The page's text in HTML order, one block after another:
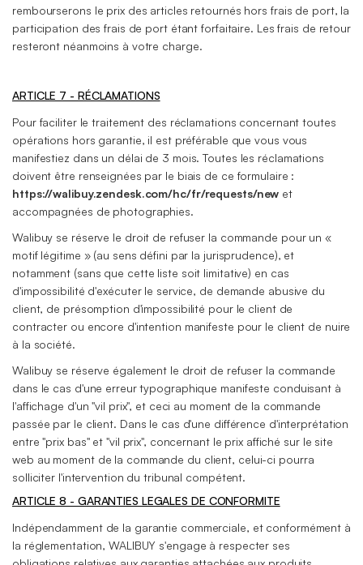
rembourserons le prix des articles retournés hors frais de port, la
participation des frais de port étant forfaitaire. Les frais de retour
resteront néanmoins à votre charge.
ARTICLE 7 - RÉCLAMATIONS
Pour faciliter le traitement des réclamations concernant toutes
opérations hors garantie, il est préférable que vous vous
manifestiez dans un délai de 3 mois. Toutes les réclamations
doivent être renseignées par le biais de ce formulaire :
https://walibuy.zendesk.com/hc/fr/requests/new et
accompagnées de photographies.
Walibuy se réserve le droit de refuser la commande pour un «
motif légitime » (au sens défini par la jurisprudence), et
notamment (sans que cette liste soit limitative) en cas
d'impossibilité d'exécuter le service, de demande abusive du
client, de présomption d'impossibilité pour le client de
contracter ou encore d'intention manifeste pour le client de nuire
à la société.
Walibuy se réserve également le droit de refuser la commande
dans le cas d'une erreur typographique manifeste conduisant à
l'affichage d'un "vil prix", et ceci au moment de la commande
passée par le client. Dans le cas d'une différence d'interprétation
entre "prix bas" et "vil prix", concernant le prix affiché sur le site
web au moment de la commande du client, celui-ci pourra
solliciter l'intervention du tribunal compétent.
ARTICLE 8 - GARANTIES LEGALES DE CONFORMITE
Indépendamment de la garantie commerciale, et conformément à
la réglementation, WALIBUY s'engage à respecter ses